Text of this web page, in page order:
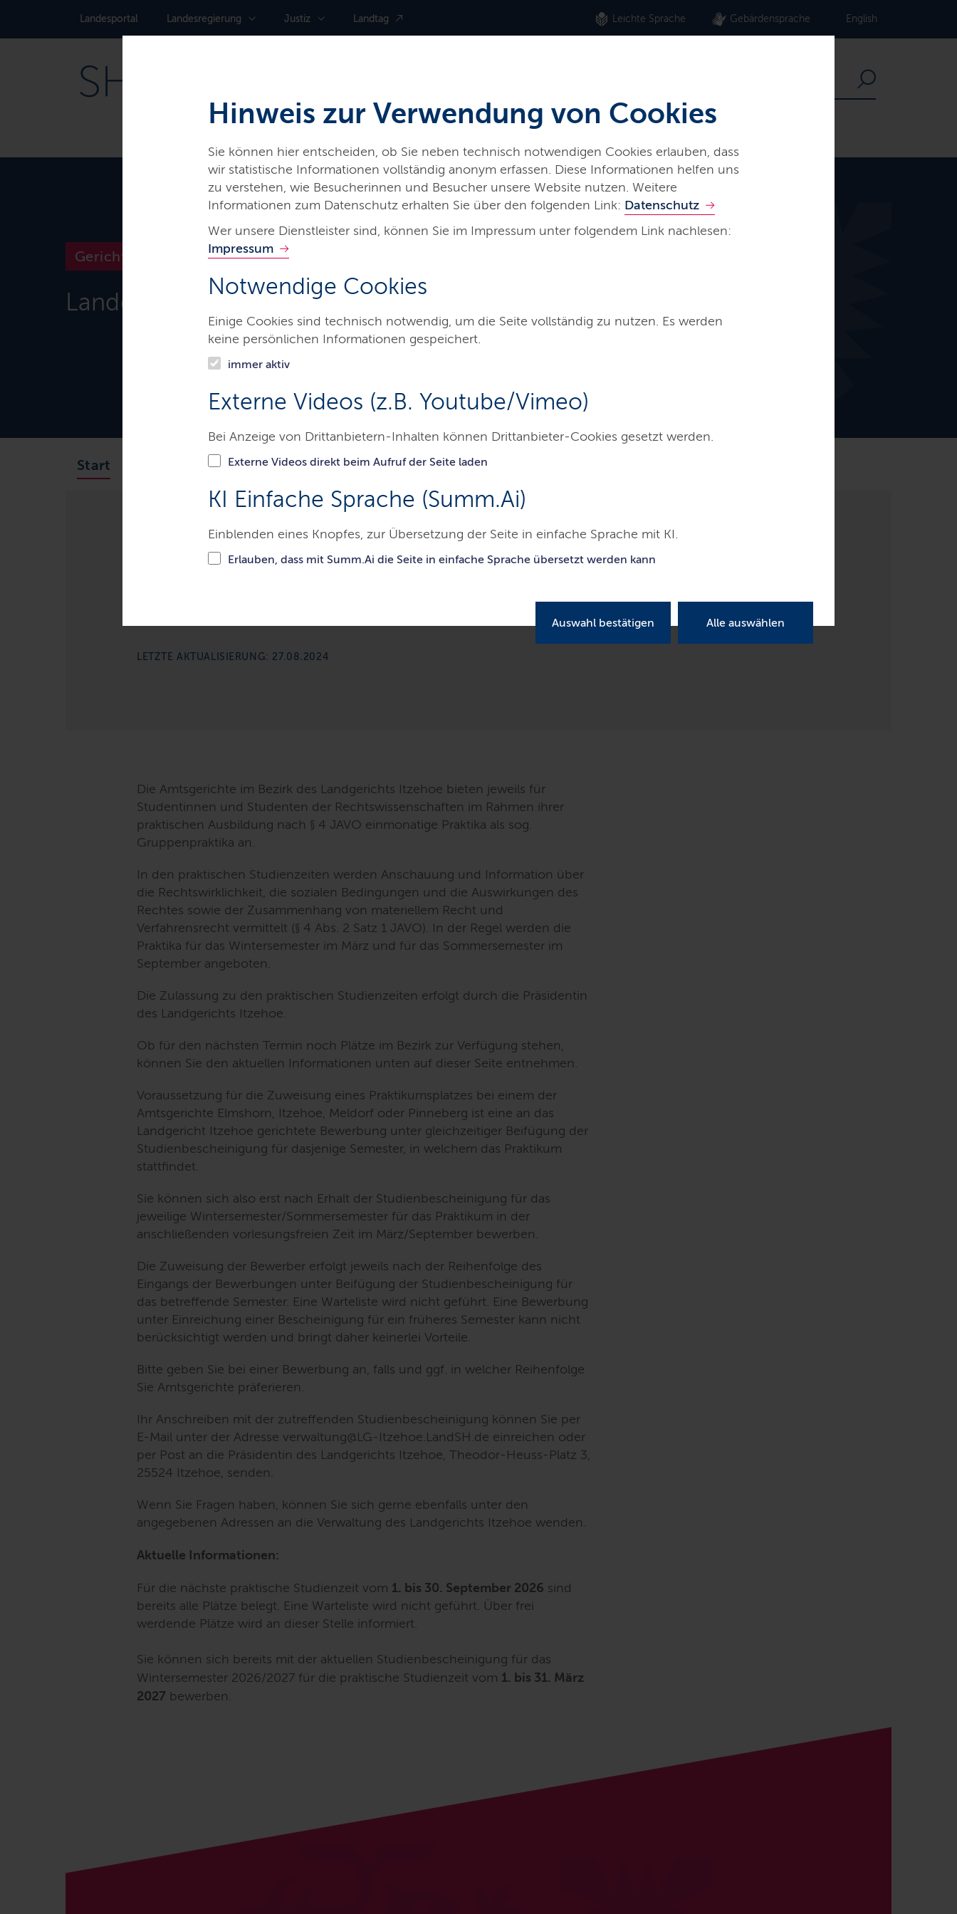
Hinweis zur Verwendung von Cookies
Sie können hier entscheiden, ob Sie neben technisch notwendigen Cookies erlauben, dass
wir statistische Informationen vollständig anonym erfassen. Diese Informationen helfen uns
zu verstehen, wie Besucherinnen und Besucher unsere Website nutzen. Weitere
Informationen zum Datenschutz erhalten Sie über den folgenden Link: Datenschutz
Wer unsere Dienstleister sind, können Sie im Impressum unter folgendem Link nachlesen:
Impressum
Notwendige Cookies
Einige Cookies sind technisch notwendig, um die Seite vollständig zu nutzen. Es werden
keine persönlichen Informationen gespeichert.
immer aktiv
Externe Videos (z.B. Youtube/Vimeo)
Bei Anzeige von Drittanbietern-Inhalten können Drittanbieter-Cookies gesetzt werden.
Externe Videos direkt beim Aufruf der Seite laden
KI Einfache Sprache (Summ.Ai)
Einblenden eines Knopfes, zur Übersetzung der Seite in einfache Sprache mit KI.
Erlauben, dass mit Summ.Ai die Seite in einfache Sprache übersetzt werden kann
Auswahl bestätigen Alle auswählen
Landes­portal Landes­regierung Justiz Landtag Leichte Sprache Gebärdensprache English
Landgericht Itzehoe
Gerichte & Justizbehörden
Start Das Gericht Aufgaben Besucher & Service Presse & Medien
Gerichte & Justizbehörden Landgericht Itzehoe Ausbildung & Beruf Studierendenpraktikum
LETZTE AKTUALISIERUNG: 27.08.2024
Die Amtsgerichte im Bezirk des Landgerichts Itzehoe bieten jeweils für
Studentinnen und Studenten der Rechtswissenschaften im Rahmen ihrer
praktischen Ausbildung nach § 4 JAVO einmonatige Praktika als sog.
Gruppenpraktika an.
In den praktischen Studienzeiten werden Anschauung und Information über
die Rechtswirklichkeit, die sozialen Bedingungen und die Auswirkungen des
Rechtes sowie der Zusammenhang von materiellem Recht und
Verfahrensrecht vermittelt (§ 4 Abs. 2 Satz 1 JAVO). In der Regel werden die
Praktika für das Wintersemester im März und für das Sommersemester im
September angeboten.
Die Zulassung zu den praktischen Studienzeiten erfolgt durch die Präsidentin
des Landgerichts Itzehoe.
Ob für den nächsten Termin noch Plätze im Bezirk zur Verfügung stehen,
können Sie den aktuellen Informationen unten auf dieser Seite entnehmen.
Voraussetzung für die Zuweisung eines Praktikumsplatzes bei einem der
Amtsgerichte Elmshorn, Itzehoe, Meldorf oder Pinneberg ist eine an das
Landgericht Itzehoe gerichtete Bewerbung unter gleichzeitiger Beifügung der
Studienbescheinigung für dasjenige Semester, in welchem das Praktikum
stattfindet.
Sie können sich also erst nach Erhalt der Studienbescheinigung für das
jeweilige Wintersemester/Sommersemester für das Praktikum in der
anschließenden vorlesungsfreien Zeit im März/September bewerben.
Die Zuweisung der Bewerber erfolgt jeweils nach der Reihenfolge des
Eingangs der Bewerbungen unter Beifügung der Studienbescheinigung für
das betreffende Semester. Eine Warteliste wird nicht geführt. Eine Bewerbung
unter Einreichung einer Bescheinigung für ein früheres Semester kann nicht
berücksichtigt werden und bringt daher keinerlei Vorteile.
Bitte geben Sie bei einer Bewerbung an, falls und ggf. in welcher Reihenfolge
Sie Amtsgerichte präferieren.
Ihr Anschreiben mit der zutreffenden Studienbescheinigung können Sie per
E-Mail unter der Adresse verwaltung@LG-Itzehoe.LandSH.de einreichen oder
per Post an die Präsidentin des Landgerichts Itzehoe, Theodor-Heuss-Platz 3,
25524 Itzehoe, senden.
Wenn Sie Fragen haben, können Sie sich gerne ebenfalls unter den
angegebenen Adressen an die Verwaltung des Landgerichts Itzehoe wenden.
Aktuelle Informationen:
Für die nächste praktische Studienzeit vom 1. bis 30. September 2026 sind
bereits alle Plätze belegt. Eine Warteliste wird nicht geführt. Über frei
werdende Plätze wird an dieser Stelle informiert.
Sie können sich bereits mit der aktuellen Studienbescheinigung für das
Wintersemester 2026/2027 für die praktische Studienzeit vom 1. bis 31. März
2027 bewerben.